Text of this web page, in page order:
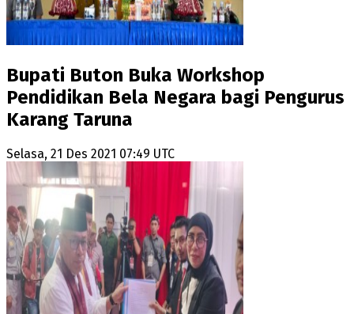
Bupati Buton Buka Workshop
Pendidikan Bela Negara bagi Pengurus
Karang Taruna
Selasa, 21 Des 2021 07:49 UTC